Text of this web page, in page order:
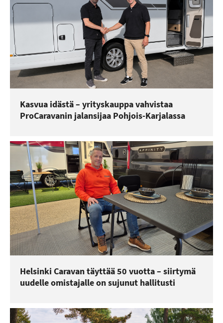
Kasvua idästä – yrityskauppa vahvistaa
ProCaravanin jalansijaa Pohjois-Karjalassa
Helsinki Caravan täyttää 50 vuotta – siirtymä
uudelle omistajalle on sujunut hallitusti